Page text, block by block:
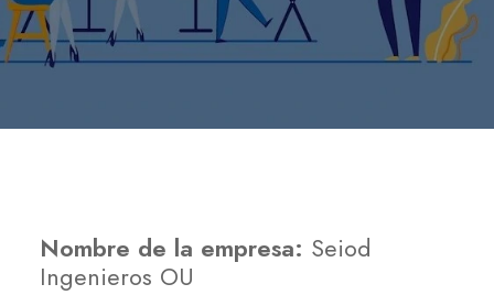
Nombre de la empresa: Seiod
Ingenieros OU